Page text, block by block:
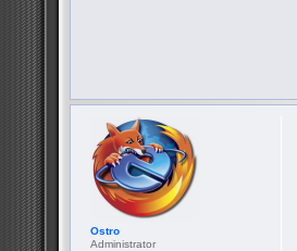
Ostro
Administrator